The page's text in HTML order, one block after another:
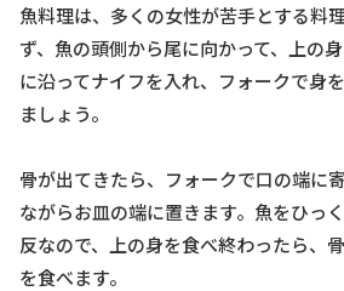
魚料理は、多くの女性が苦手とする料
ず、魚の頭側から尾に向かって、上の
に沿ってナイフを入れ、フォークで身
ましょう。
骨が出てきたら、フォークで口の端に
ながらお皿の端に置きます。魚をひっ
反なので、上の身を食べ終わったら、
を食べます。